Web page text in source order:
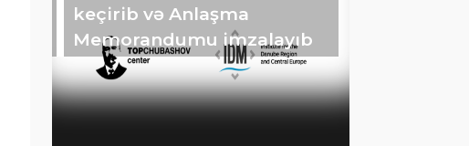
keçirib və Anlaşma
Memorandumu imzalayıb